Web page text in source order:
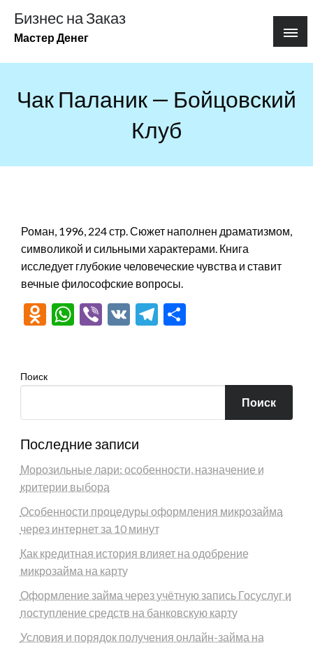
содержимому
Бизнес на Заказ
Мастер Денег
Чак Паланик — Бойцовский
Клуб
Роман, 1996, 224 стр. Сюжет наполнен драматизмом,
символикой и сильными характерами. Книга
исследует глубокие человеческие чувства и ставит
вечные философские вопросы.
Odnoklassniki
WhatsApp
Viber
VK Telegram
Поиск
Поиск
Последние записи
Морозильные лари: особенности, назначение и
критерии выбора
Особенности процедуры оформления микрозайма
через интернет за 10 минут
Как кредитная история влияет на одобрение
микрозайма на карту
Оформление займа через учётную запись Госуслуг и
поступление средств на банковскую карту
Условия и порядок получения онлайн-займа на